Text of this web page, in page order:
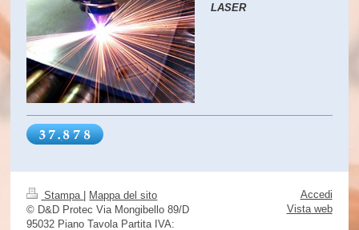
LASER
Stampa
Mappa del sito
© D&D Protec Via Mongibello 89/D
95032 Piano Tavola Partita IVA:
Accedi
Vista web